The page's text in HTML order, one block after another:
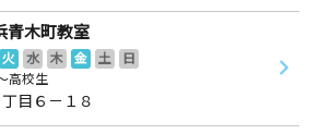
青木町教室
火 水 木 金 土
日
高校生
目６－１８